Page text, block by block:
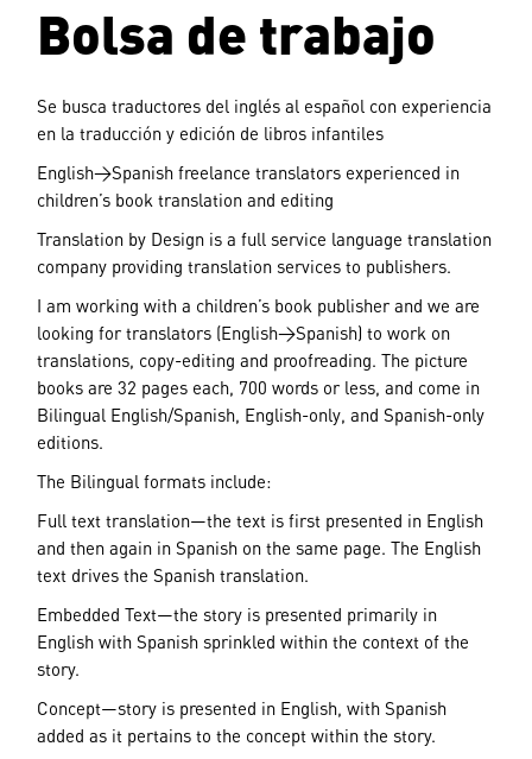
Bolsa de trabajo
Se busca traductores del inglés al español con experiencia
en la traducción y edición de libros infantiles
English>Spanish freelance translators experienced in
children’s book translation and editing
Translation by Design is a full service language translation
company providing translation services to publishers.
I am working with a children’s book publisher and we are
looking for translators (English>Spanish) to work on
translations, copy-editing and proofreading. The picture
books are 32 pages each, 700 words or less, and come in
Bilingual English/Spanish, English-only, and Spanish-only
editions.
The Bilingual formats include:
Full text translation—the text is first presented in English
and then again in Spanish on the same page. The English
text drives the Spanish translation.
Embedded Text—the story is presented primarily in
English with Spanish sprinkled within the context of the
story.
Concept—story is presented in English, with Spanish
added as it pertains to the concept within the story.